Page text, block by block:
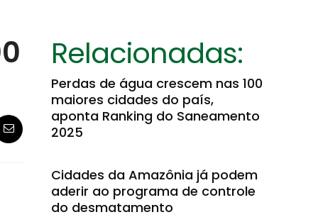
Relacionadas:
Perdas de água crescem nas 100
maiores cidades do país,
aponta Ranking do Saneamento
2025
Cidades da Amazônia já podem
aderir ao programa de controle
do desmatamento